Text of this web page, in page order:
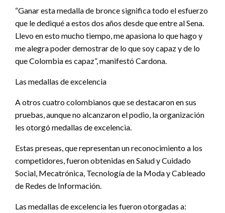
“Ganar esta medalla de bronce significa todo el esfuerzo
que le dediqué a estos dos años desde que entre al Sena.
Llevo en esto mucho tiempo, me apasiona lo que hago y
me alegra poder demostrar de lo que soy capaz y de lo
que Colombia es capaz”, manifestó Cardona.
Las medallas de excelencia
A otros cuatro colombianos que se destacaron en sus
pruebas, aunque no alcanzaron el podio, la organización
les otorgó medallas de excelencia.
Estas preseas, que representan un reconocimiento a los
competidores, fueron obtenidas en Salud y Cuidado
Social, Mecatrónica, Tecnología de la Moda y Cableado
de Redes de Información.
Las medallas de excelencia les fueron otorgadas a: